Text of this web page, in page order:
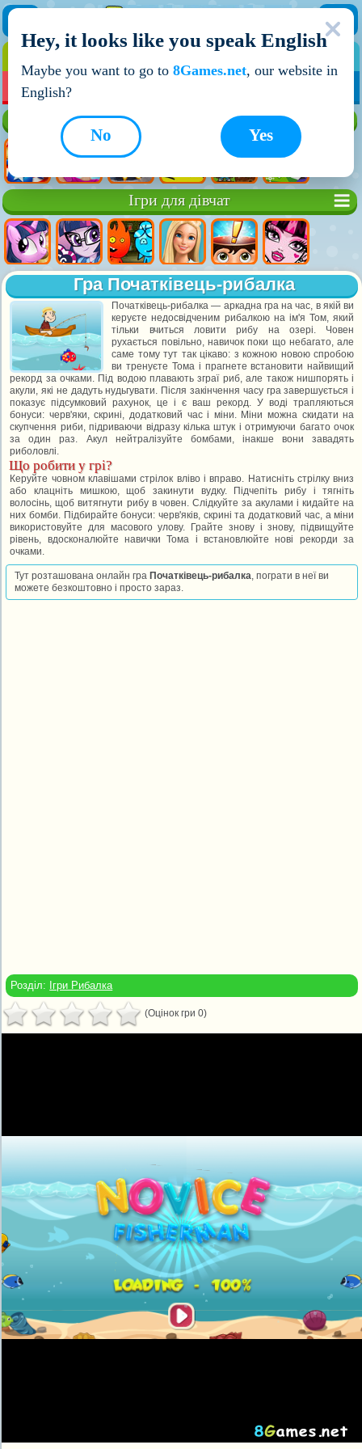
НОВІ ІГРИ
Ігри для дівчат
Гра Початківець-рибалка
Початківець-рибалка — аркадна гра на час, в якій ви
керуєте недосвідченим рибалкою на ім'я Том, який
тільки вчиться ловити рибу на озері. Човен
рухається повільно, навичок поки що небагато, але
саме тому тут так цікаво: з кожною новою спробою
ви тренуєте Тома і прагнете встановити найвищий
рекорд за очками. Під водою плавають зграї риб, але також нишпорять і
акули, які не дадуть нудьгувати. Після закінчення часу гра завершується і
показує підсумковий рахунок, це і є ваш рекорд. У воді трапляються
бонуси: черв'яки, скрині, додатковий час і міни. Міни можна скидати на
скупчення риби, підриваючи відразу кілька штук і отримуючи багато очок
за один раз. Акул нейтралізуйте бомбами, інакше вони завадять
риболовлі.
Що робити у грі?
Керуйте човном клавішами стрілок вліво і вправо. Натисніть стрілку вниз
або клацніть мишкою, щоб закинути вудку. Підчепіть рибу і тягніть
волосінь, щоб витягнути рибу в човен. Слідкуйте за акулами і кидайте на
них бомби. Підбирайте бонуси: черв'яків, скрині та додатковий час, а міни
використовуйте для масового улову. Грайте знову і знову, підвищуйте
рівень, вдосконалюйте навички Тома і встановлюйте нові рекорди за
очками.
Тут розташована онлайн гра Початківець-рибалка, пограти в неї ви
можете безкоштовно і просто зараз.
Розділ: Ігри Рибалка
(Оцінок гри 0)
Hey, it looks like you speak English
Maybe you want to go to 8Games.net, our website in
English?
Yes
No